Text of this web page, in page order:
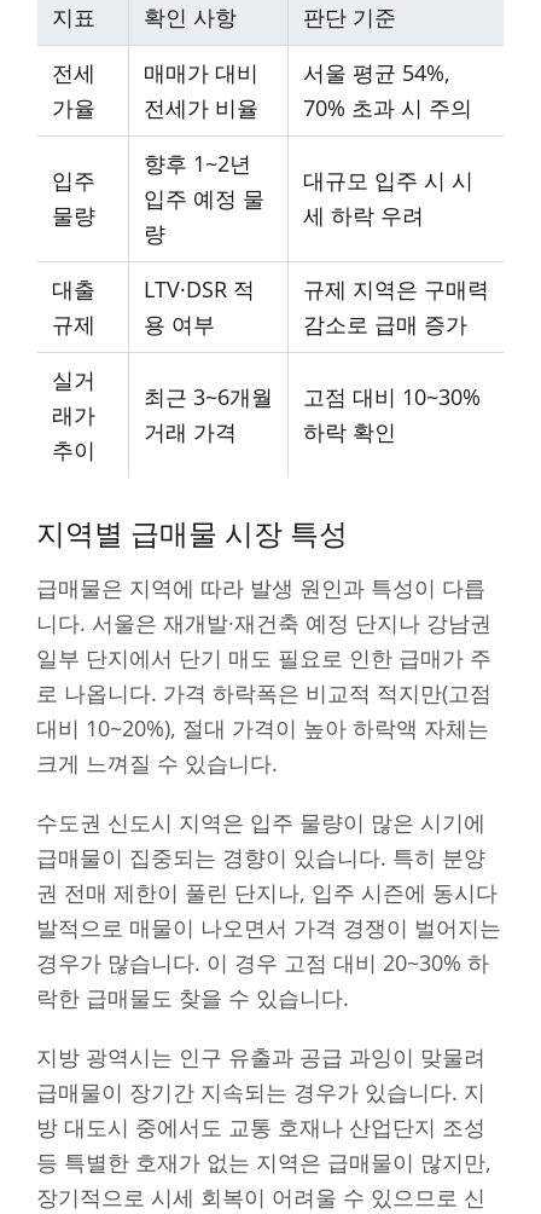
지표 확인 사항
판단 기준
전세
가율
매매가 대비
전세가 비율
서울 평균 54%,
70% 초과 시 주의
입주
물량
향후 1~2년
입주 예정 물
량
대규모 입주 시 시
세 하락 우려
대출
규제
LTV·DSR 적
용 여부
규제 지역은 구매력
감소로 급매 증가
실거
래가
추이
최근 3~6개월
거래 가격
고점 대비 10~30%
하락 확인
지역별 급매물 시장 특성
급매물은 지역에 따라 발생 원인과 특성이 다릅
니다. 서울은 재개발·재건축 예정 단지나 강남권
일부 단지에서 단기 매도 필요로 인한 급매가 주
로 나옵니다. 가격 하락폭은 비교적 적지만(고점
대비 10~20%), 절대 가격이 높아 하락액 자체는
크게 느껴질 수 있습니다.
수도권 신도시 지역은 입주 물량이 많은 시기에
급매물이 집중되는 경향이 있습니다. 특히 분양
권 전매 제한이 풀린 단지나, 입주 시즌에 동시다
발적으로 매물이 나오면서 가격 경쟁이 벌어지는
경우가 많습니다. 이 경우 고점 대비 20~30% 하
락한 급매물도 찾을 수 있습니다.
지방 광역시는 인구 유출과 공급 과잉이 맞물려
급매물이 장기간 지속되는 경우가 있습니다. 지
방 대도시 중에서도 교통 호재나 산업단지 조성
등 특별한 호재가 없는 지역은 급매물이 많지만,
장기적으로 시세 회복이 어려울 수 있으므로 신